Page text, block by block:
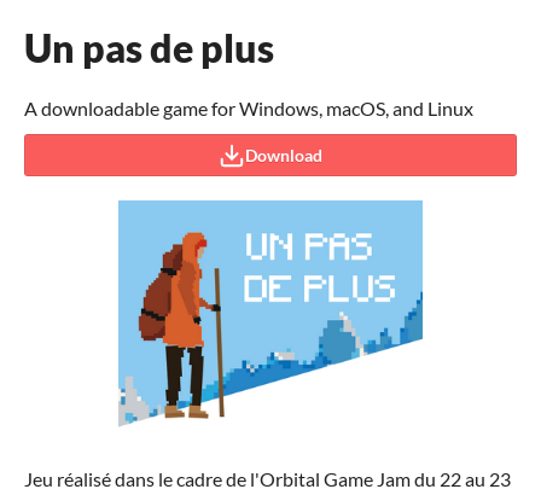
Un pas de plus
A downloadable game for Windows, macOS, and Linux
Download
Jeu réalisé dans le cadre de l'Orbital Game Jam du 22 au 23